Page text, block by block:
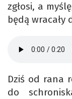
zgłosi, a
będą wracały
Dziś od rana
do